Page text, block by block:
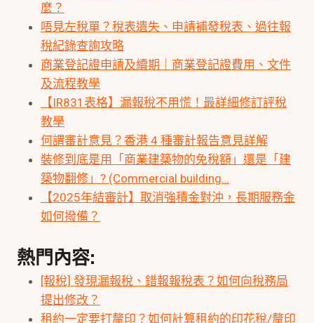
麼？
唔見左稅單？稅表遺失、申請補發稅表、過往報
稅紀錄查詢攻略
商業登記證申請及續期｜商業登記證費用、文件
及流程教學
【IR831表格】漏報稅不用慌！最詳細修訂評稅
教學
何謂審計意見？香港 4 種審計報告意見詳解
裝修到底是用「商業建築物的免稅額」還是「建
築物翻修」? (Commercial building…
【2025年結審計】取消強積金對沖，長期服務金
如何撥備？
熱門內容:
[報稅] 發現漏報稅、錯報報稅表？如何向稅務局
提出修改？
租約一定要打釐印？如何計算租約的印花稅/釐印